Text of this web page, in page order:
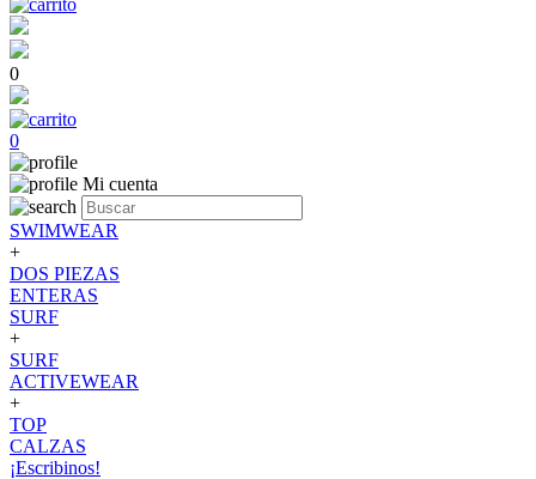
0
0
Mi cuenta
SWIMWEAR
+
DOS PIEZAS
ENTERAS
SURF
+
SURF
ACTIVEWEAR
+
TOP
CALZAS
¡Escribinos!